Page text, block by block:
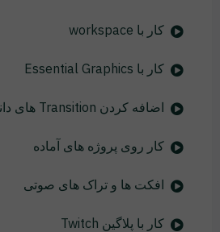
کار با workspace
کار با Essential Graphics
اضافه کردن Transition های دانلود شده
کار روی پروژه های آماده
افکت ها و تراک های صوتی
کار با پلاگین Twitch